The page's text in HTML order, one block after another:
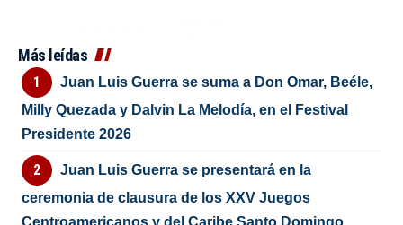
Milly Quezada y Dalvin La Melodía, en el Festival
Juan Luis Guerra se presentará en la
ceremonia de clausura de los XXV Juegos
Centroamericanos y del Caribe Santo Domingo
Marileidy Paulino encabeza la jornada
dominicana en busca del oro en Santo Domingo
2026